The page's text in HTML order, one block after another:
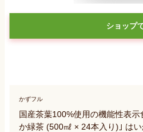
ショップ
かずフル
国産茶葉100%使用の機能性表
か緑茶 (500㎖ × 24本入り)｣ はい